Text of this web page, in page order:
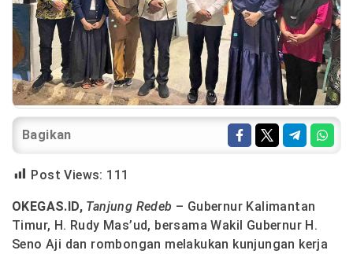
Bagikan
Post Views: 111
OKEGAS.ID, Tanjung Redeb – Gubernur Kalimantan
Timur, H. Rudy Mas’ud, bersama Wakil Gubernur H.
Seno Aji dan rombongan melakukan kunjungan kerja